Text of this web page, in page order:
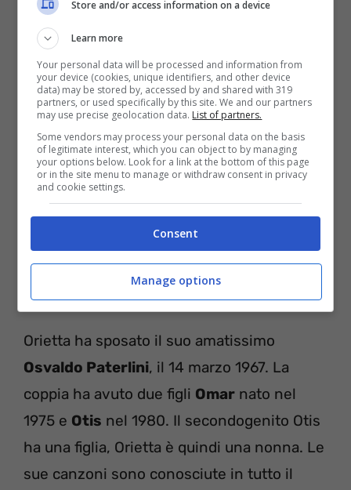
Orietta ed Osvaldo, il loro amore è
forte e duraturo
Orietta ha sposato il suo amatissimo
Osvaldo Paterlini, il 14 marzo 1967. La
coppia ha avuto due figli Omar nato nel
1975 e Otis nel 1980. Il secondogenito Otis
ha una figlia, Orietta è quindi una nonna. Le
sue canzoni sono conosciute in tutto il
Store and/or access information on a device
Learn more
Your personal data will be processed and information from
your device (cookies, unique identifiers, and other device
data) may be stored by, accessed by and shared with 319
partners, or used specifically by this site. We and our partners
may use precise geolocation data. List of partners.
Some vendors may process your personal data on the basis
of legitimate interest, which you can object to by managing
your options below. Look for a link at the bottom of this page
or in the site menu to manage or withdraw consent in privacy
and cookie settings.
Consent
Manage options